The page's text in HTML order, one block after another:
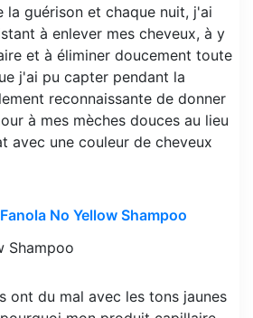
la guérison et chaque nuit, j'ai
à enlever mes cheveux, à y
et à éliminer doucement toute
j'ai pu capter pendant la
reconnaissante de donner
à mes mèches douces au lieu
avec une couleur de cheveux
Fanola No Yellow Shampoo
ont du mal avec les tons jaunes